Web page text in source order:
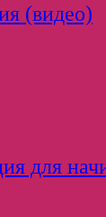
(видео)
для